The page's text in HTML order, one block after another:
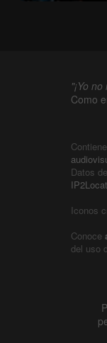
"¡Yo
Como
Datos
Iconos
Conoce
del uso